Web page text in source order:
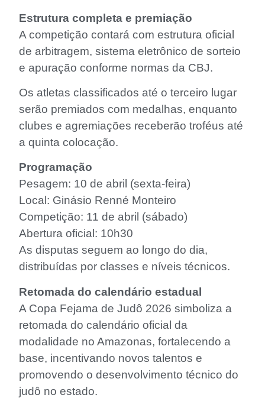
Estrutura completa e premiação
A competição contará com estrutura oficial
de arbitragem, sistema eletrônico de sorteio
e apuração conforme normas da CBJ.
Os atletas classificados até o terceiro lugar
serão premiados com medalhas, enquanto
clubes e agremiações receberão troféus até
a quinta colocação.
Programação
Pesagem: 10 de abril (sexta-feira)
Local: Ginásio Renné Monteiro
Competição: 11 de abril (sábado)
Abertura oficial: 10h30
As disputas seguem ao longo do dia,
distribuídas por classes e níveis técnicos.
Retomada do calendário estadual
A Copa Fejama de Judô 2026 simboliza a
retomada do calendário oficial da
modalidade no Amazonas, fortalecendo a
base, incentivando novos talentos e
promovendo o desenvolvimento técnico do
judô no estado.